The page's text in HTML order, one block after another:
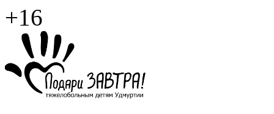
+16